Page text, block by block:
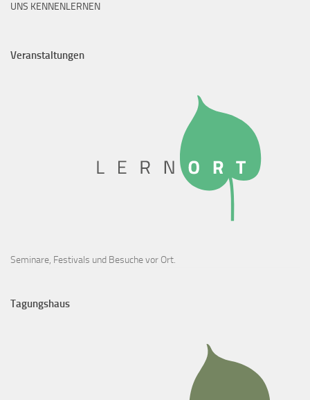
UNS KENNENLERNEN
Veranstaltungen
Seminare, Festivals und Besuche vor Ort.
Tagungshaus